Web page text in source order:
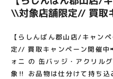
フロアガイド
ACCESS
アクセス・駐車場
\\対象店舗限定// 買取
ジ・アクリルグッズ
お品物は仕分けて持ち
す🙇 👇詳細はこちら
【らしんばん郡山店/キャン
定// 買取キャンペーン開催
ォニ の 缶バッジ・アクリル
象‼️ お品物は仕分けて持ち込